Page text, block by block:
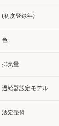
(初度登録年)
色
排気量
過給器設定モデル
法定整備